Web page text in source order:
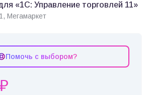
«1С: Управление торговлей 11»
Мегамаркет
Помочь с выбором?